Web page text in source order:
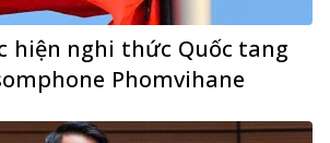
hiện nghi thức Quốc tang
Phomvihane